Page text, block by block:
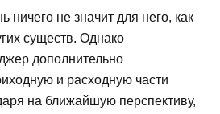
ничего не значит для него, как
существ. Однако
дополнительно
и расходную части
на ближайшую перспективу,